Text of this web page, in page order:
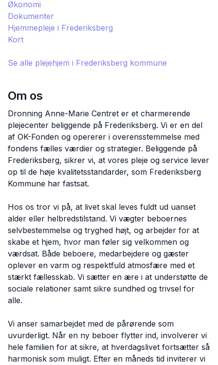
Økonomi
Dokumenter
Hjemmepleje i Frederiksberg
Kort
Se alle plejehjem i Frederiksberg kommune
Om os
Dronning Anne-Marie Centret er et charmerende
plejecenter beliggende på Frederiksberg. Vi er en del
af OK-Fonden og opererer i overensstemmelse med
fondens fælles værdier og strategier. Beliggende på
Frederiksberg, sikrer vi, at vores pleje og service lever
op til de høje kvalitetsstandarder, som Frederiksberg
Kommune har fastsat.
Hos os tror vi på, at livet skal leves fuldt ud uanset
alder eller helbredstilstand. Vi vægter beboernes
selvbestemmelse og tryghed højt, og arbejder for at
skabe et hjem, hvor man føler sig velkommen og
værdsat. Både beboere, medarbejdere og gæster
oplever en varm og respektfuld atmosfære med et
stærkt fællesskab. Vi sætter en ære i at understøtte de
sociale relationer samt sikre sundhed og trivsel for
alle.
Vi anser samarbejdet med de pårørende som
uvurderligt. Når en ny beboer flytter ind, involverer vi
hele familien for at sikre, at hverdagslivet fortsætter så
harmonisk som muligt. Efter en måneds tid inviterer vi